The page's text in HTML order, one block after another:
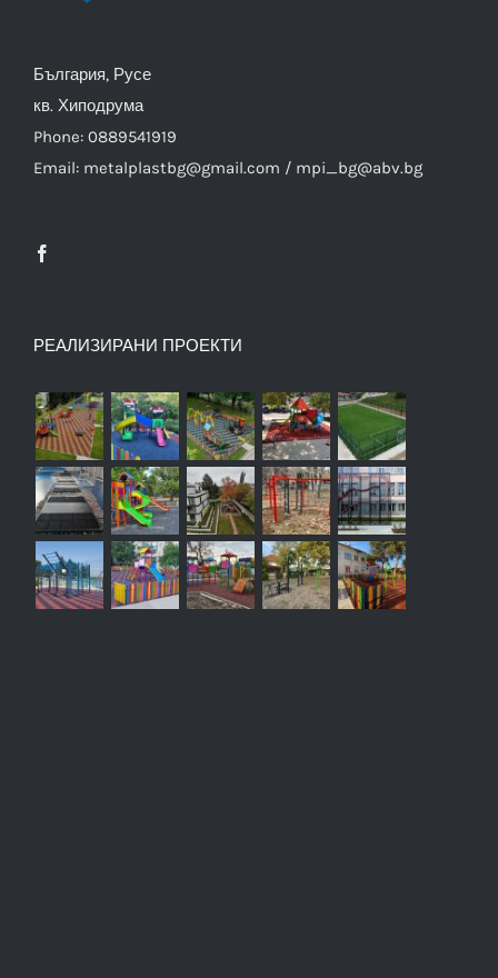
България, Русе
кв. Хиподрума
Phone: 0889541919
Email: metalplastbg@gmail.com / mpi_bg@abv.bg
РЕАЛИЗИРАНИ ПРОЕКТИ